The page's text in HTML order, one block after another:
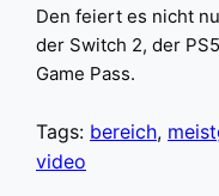
Den feiert es nicht
der Switch 2, der
Game Pass.
Tags: bereich,
video